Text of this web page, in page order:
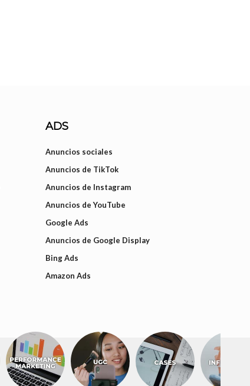
ADS
Anuncios sociales
Anuncios de TikTok
Anuncios de Instagram
Anuncios de YouTube
Google Ads
Anuncios de Google Display
Bing Ads
Amazon Ads